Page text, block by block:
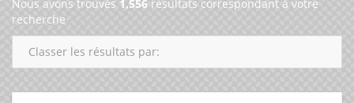
Nous avons trouvés 1,556 résultats correspondant à votre
recherche
Classer les résultats par: